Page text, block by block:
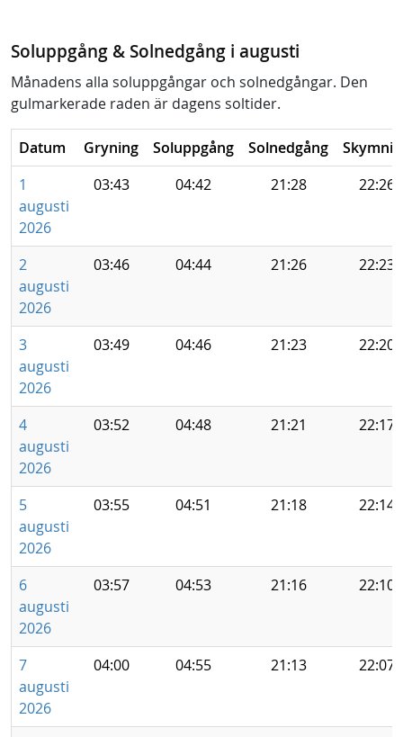
Soluppgång & Solnedgång i augusti
Månadens alla soluppgångar och solnedgångar. Den
gulmarkerade raden är dagens soltider.
Datum Gryning Soluppgång Solnedgång
1
augusti
2026
03:43 04:42 21:28 22:26
2
augusti
2026
03:46 04:44 21:26 22:23
3
augusti
2026
03:49 04:46 21:23 22:20
4
augusti
2026
03:52 04:48 21:21 22:17
5
augusti
2026
03:55 04:51 21:18 22:14
6
augusti
2026
03:57 04:53 21:16 22:10
7
augusti
2026
04:00 04:55 21:13 22:07